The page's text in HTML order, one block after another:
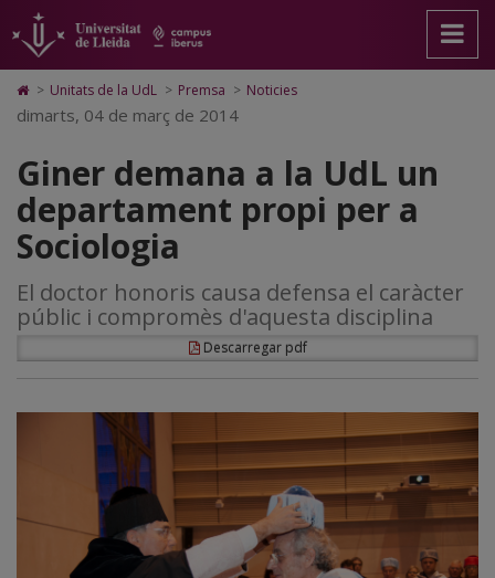
Giner
demana
a
la
UdL
un
departament
propi
per
Sociologia
pàgina
principal.
Universitat
Lleida
contingut
principal
Mapa
Web.
Universitat
Cerca
Accessibilitat.
Universitat
Lleida
Icono
de
Home
ir
a
la
página
de
inicio
> Unitats de la UdL > Premsa > Noticies
dimarts, 04 de març de 2014
Giner demana a la UdL un
departament propi per a
Sociologia
El doctor honoris causa defensa el caràcter
públic i compromès d'aquesta disciplina
Descarregar pdf